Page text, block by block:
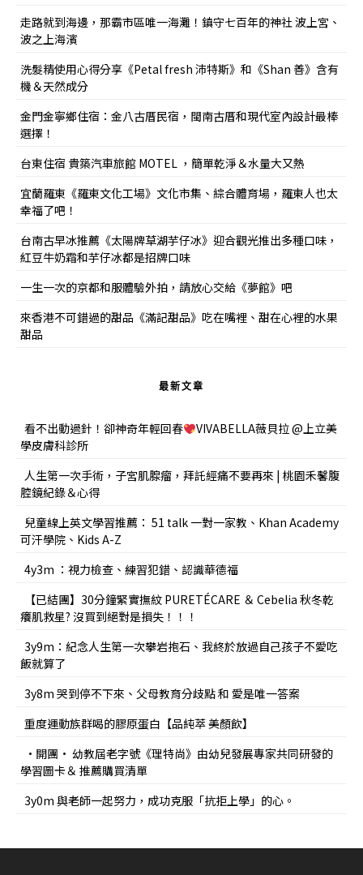
走路就到海邊，那霸市區唯一海灘！鎮守七百年的神社 波上宮、
波之上海濱
洗髮精使用心得分享《Petal fresh 沛特斯》和《Shan 善》含有
機＆天然成分
金門金寧鄉住宿：金八古厝民宿，閩南古厝和現代室內設計最棒
選擇！
台東住宿 貴築汽車旅館 MOTEL ，簡單乾淨＆水量大又熱
宜蘭羅東《羅東文化工場》文化市集、綜合體育場，羅東人也太
幸福了吧！
台南古早冰推薦《太陽牌草湖芋仔冰》迎合觀光推出多種口味，
紅豆牛奶霜和芋仔冰都是招牌口味
一生一次的京都和服體驗外拍，請放心交給《夢館》吧
來香港不可錯過的甜品《滿記甜品》吃在嘴裡、甜在心裡的水果
甜品
最新文章
看不出動過針！卻神奇年輕回春
VIVABELLA薇貝拉 @上立美
學皮膚科診所
人生第一次手術，子宮肌腺瘤，拜託經痛不要再來 | 桃園禾馨腹
腔鏡紀錄＆心得
兒童線上英文學習推薦： 51 talk 一對一家教、Khan Academy
可汗學院、Kids A-Z
4y3m ：視力檢查、練習犯錯、認識華德福
【已結團】30分鐘緊實撫紋 PURETÉCARE ＆ Cebelia 秋冬乾
癢肌救星? 沒買到絕對是損失！！！
3y9m：紀念人生第一次攀岩抱石、我終於放過自己孩子不愛吃
飯就算了
3y8m 哭到停不下來、父母教育分歧點 和 愛是唯一答案
重度運動族群喝的膠原蛋白【品純萃 美顏飲】
•開團• 幼教屆老字號《理特尚》由幼兒發展專家共同研發的
學習圖卡＆ 推薦購買清單
3y0m 與老師一起努力，成功克服「抗拒上學」的心。